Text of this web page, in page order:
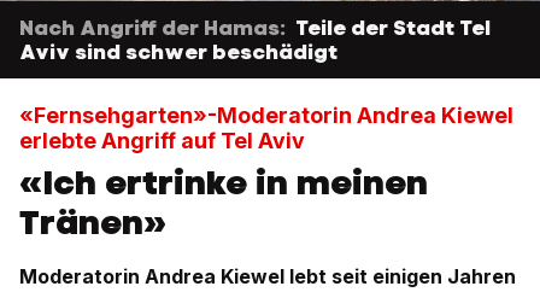
Nach Angriff der Hamas: Teile der Stadt Tel
Aviv sind schwer beschädigt
«Fernsehgarten»-Moderatorin Andrea Kiewel
erlebte Angriff auf Tel Aviv
«Ich ertrinke in meinen
Tränen»
Moderatorin Andrea Kiewel lebt seit einigen Jahren